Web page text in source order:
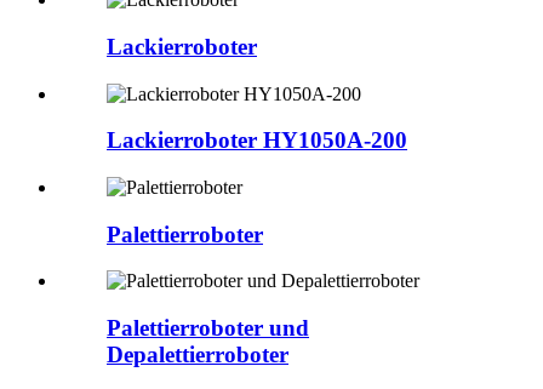
Lackierroboter
Lackierroboter HY1050A-200
Palettierroboter
Palettierroboter und
Depalettierroboter